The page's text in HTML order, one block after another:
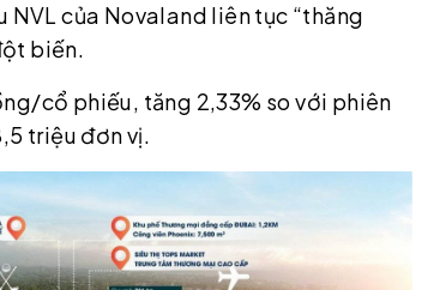
của Novaland liên tục “thăng
biến.
cổ phiếu, tăng 2,33% so với phiên
triệu đơn vị.